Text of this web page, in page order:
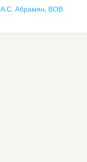
А.С. Абрамян, ВОВ